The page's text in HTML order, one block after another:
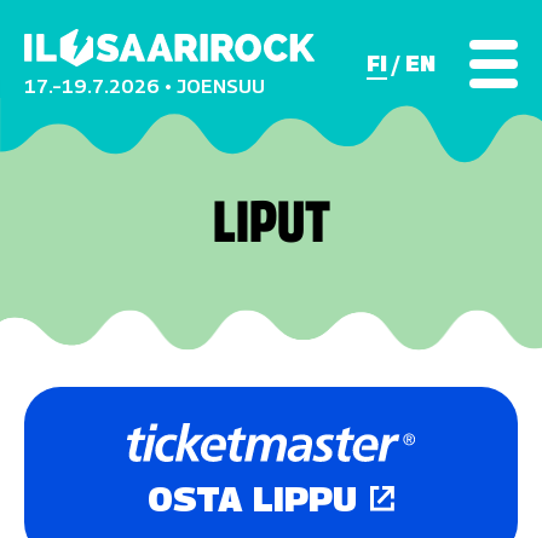
17.–19.7.2026 • JOENSUU
FI EN
LIPUT
OSTA LIPPU